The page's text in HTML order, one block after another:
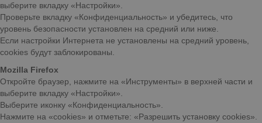
выберите вкладку «Настройки».
Проверьте вкладку «Конфиденциальность» и убедитесь, что
уровень безопасности установлен на средний или ниже.
Если настройки Интернета не установлены на средний уровень,
cookies будут заблокированы.
Mozilla Firefox
Откройте браузер, нажмите на «Инструменты» в верхней части и
выберите вкладку «Настройки».
Выберите иконку «Конфиденциальность».
Нажмите на «cookies» и отметьте: «Разрешить установку cookies».